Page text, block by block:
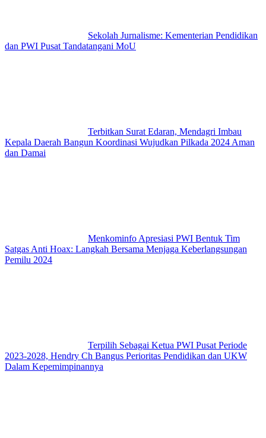
Sekolah Jurnalisme: Kementerian Pendidikan
dan PWI Pusat Tandatangani MoU
Terbitkan Surat Edaran, Mendagri Imbau
Kepala Daerah Bangun Koordinasi Wujudkan Pilkada 2024 Aman
dan Damai
Menkominfo Apresiasi PWI Bentuk Tim
Satgas Anti Hoax: Langkah Bersama Menjaga Keberlangsungan
Pemilu 2024
Terpilih Sebagai Ketua PWI Pusat Periode
2023-2028, Hendry Ch Bangus Perioritas Pendidikan dan UKW
Dalam Kepemimpinannya